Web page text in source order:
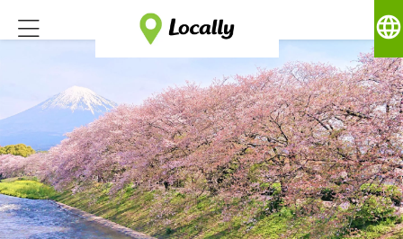
language